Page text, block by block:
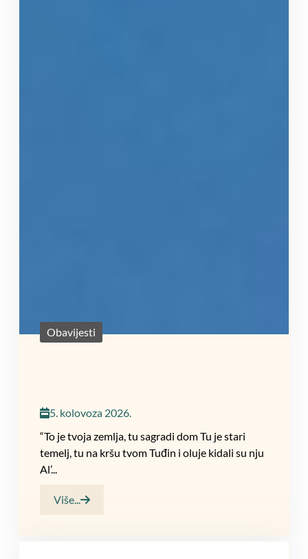
Obavijesti
5. kolovoza 2026.
“To je tvoja zemlja, tu sagradi dom Tu je stari
temelj, tu na kršu tvom Tuđin i oluje kidali su nju
Al’...
Više...